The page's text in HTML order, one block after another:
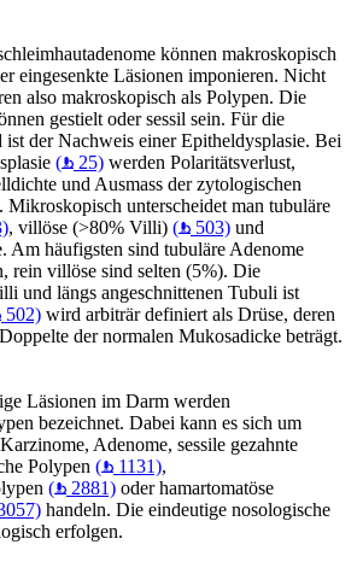
können makroskopisch
eingesenkte Läsionen imponieren. Nicht
also makroskopisch als Polypen. Die
gestielt oder sessil sein. Für die
ist der Nachweis einer Epitheldysplasie. Bei
( 25) werden Polaritätsverlust,
und Ausmass der zytologischen
unterscheidet man tubuläre
, villöse (>80% Villi) ( 503) und
Am häufigsten sind tubuläre Adenome
rein villöse sind selten (5%). Die
und längs angeschnittenen Tubuli ist
502) wird arbiträr definiert als Drüse, deren
der normalen Mukosadicke beträgt.
Läsionen im Darm werden
bezeichnet. Dabei kann es sich um
Adenome, sessile gezahnte
Polypen ( 1131),
( 2881) oder hamartomatöse
handeln. Die eindeutige nosologische
erfolgen.